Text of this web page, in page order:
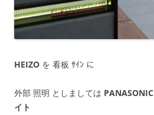
HEIZO を 看板 ｻｲﾝ に
外部 照明 としましては PANASONIC
イト